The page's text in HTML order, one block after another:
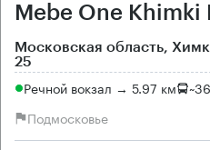
Mebe One Khimki
Московская область,
25
Речной вокзал → 5.97 км ~
Подмосковье